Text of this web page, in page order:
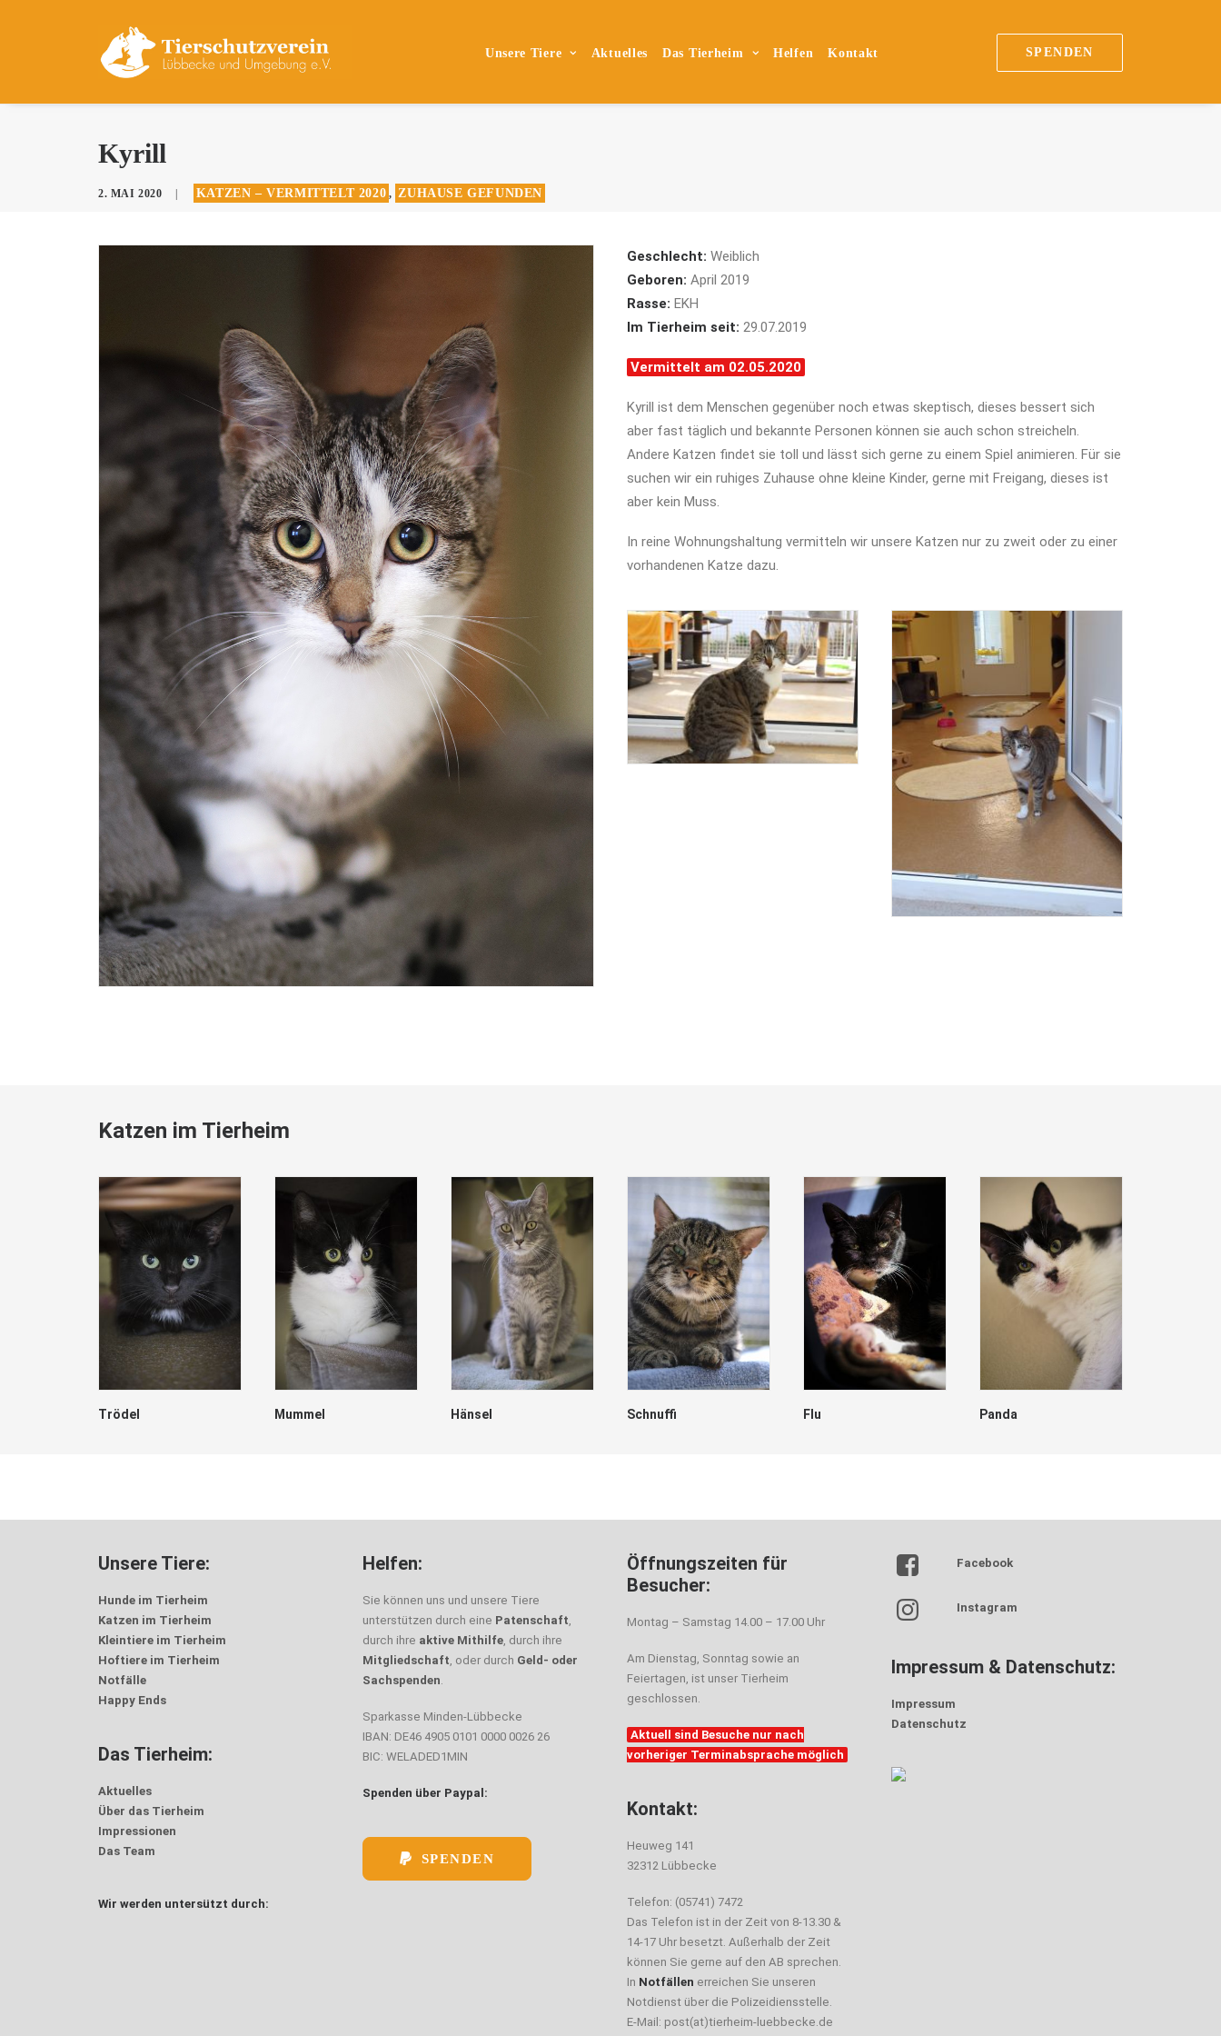
Unsere Tiere Aktuelles Das Tierheim Helfen Kontakt SPENDEN
Kyrill
2. MAI 2020 KATZEN – VERMITTELT 2020 , ZUHAUSE GEFUNDEN
Geschlecht: Weiblich
Geboren: April 2019
Rasse: EKH
Im Tierheim seit: 29.07.2019
Vermittelt am 02.05.2020
Kyrill ist dem Menschen gegenüber noch etwas skeptisch, dieses bessert sich
aber fast täglich und bekannte Personen können sie auch schon streicheln.
Andere Katzen findet sie toll und lässt sich gerne zu einem Spiel animieren. Für sie
suchen wir ein ruhiges Zuhause ohne kleine Kinder, gerne mit Freigang, dieses ist
aber kein Muss.
In reine Wohnungshaltung vermitteln wir unsere Katzen nur zu zweit oder zu einer
vorhandenen Katze dazu.
Katzen im Tierheim
Trödel Mummel Hänsel Schnuffi Flu Panda
Unsere Tiere:
Hunde im Tierheim
Katzen im Tierheim
Kleintiere im Tierheim
Hoftiere im Tierheim
Notfälle
Happy Ends
Das Tierheim:
Aktuelles
Über das Tierheim
Impressionen
Das Team
Wir werden untersützt durch:
Helfen:
Sie können uns und unsere Tiere
unterstützen durch eine Patenschaft,
durch ihre aktive Mithilfe, durch ihre
Mitgliedschaft, oder durch Geld- oder
Sachspenden.
Sparkasse Minden-Lübbecke
IBAN: DE46 4905 0101 0000 0026 26
BIC: WELADED1MIN
Spenden über Paypal:
SPENDEN
Öffnungszeiten für
Besucher:
Montag – Samstag 14.00 – 17.00 Uhr
Am Dienstag, Sonntag sowie an
Feiertagen, ist unser Tierheim
geschlossen.
Aktuell sind Besuche nur nach
vorheriger Terminabsprache möglich
Kontakt:
Heuweg 141
32312 Lübbecke
Telefon: (05741) 7472
Das Telefon ist in der Zeit von 8-13.30 &
14-17 Uhr besetzt. Außerhalb der Zeit
können Sie gerne auf den AB sprechen.
In Notfällen erreichen Sie unseren
Notdienst über die Polizeidiensstelle.
E-Mail: post(at)tierheim-luebbecke.de
Facebook
Instagram
Impressum & Datenschutz:
Impressum
Datenschutz